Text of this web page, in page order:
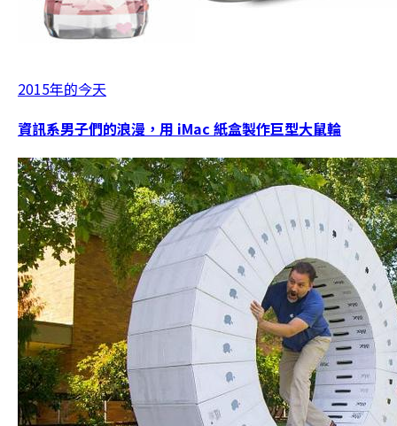
2015年的今天
資訊系男子們的浪漫，用 iMac 紙盒製作巨型大鼠輪